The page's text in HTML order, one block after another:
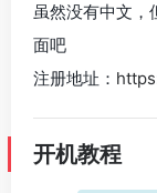
虽然没有中文，
面吧
注册地址：
开机教程